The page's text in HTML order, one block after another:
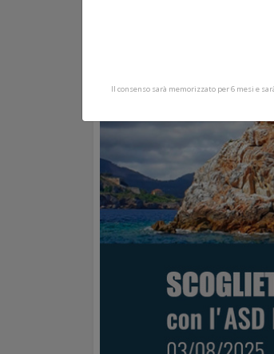
Il consenso sarà memorizzato per 6 mesi e